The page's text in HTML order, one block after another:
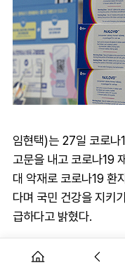
임현택)는 27일 코로나
고문을 내고 코로나19
대 악재로 코로나19 환
다며 국민 건강을 지키
급하다고 밝혔다.
의협은 "코로나19 치료
적시 투약이 이뤄질 수